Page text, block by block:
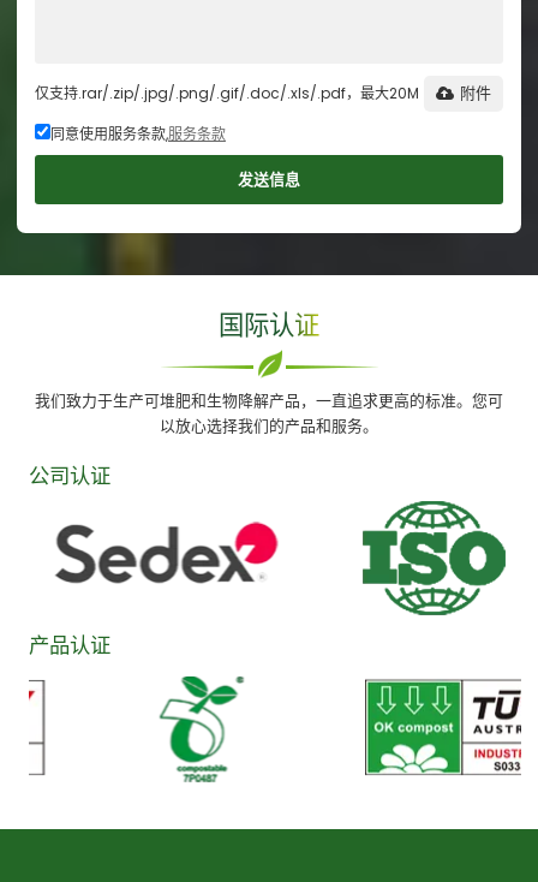
仅支持.rar/.zip/.jpg/.png/.gif/.doc/.xls/.pdf，最大20M 附件
同意使用服务条款,服务条款
发送信息
国际认证
我们致力于生产可堆肥和生物降解产品，一直追求更高的标准。您可
以放心选择我们的产品和服务。
公司认证
产品认证